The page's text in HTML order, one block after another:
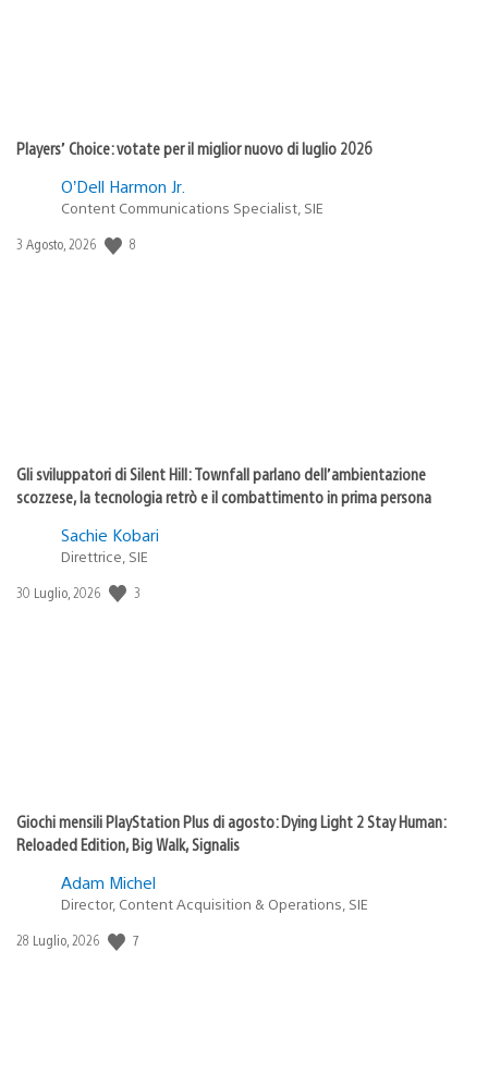
Players’ Choice: votate per il miglior nuovo di luglio 2026
O’Dell Harmon Jr.
Content Communications Specialist, SIE
Data
3 Agosto, 2026 8
Gli sviluppatori di Silent Hill: Townfall parlano dell’ambientazione
scozzese, la tecnologia retrò e il combattimento in prima persona
Sachie Kobari
Direttrice, SIE
Data
30 Luglio, 2026 3
Giochi mensili PlayStation Plus di agosto: Dying Light 2 Stay Human:
Reloaded Edition, Big Walk, Signalis
Adam Michel
Director, Content Acquisition & Operations, SIE
Data
28 Luglio, 2026 7